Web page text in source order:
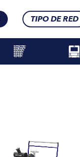
TIPO DE RED